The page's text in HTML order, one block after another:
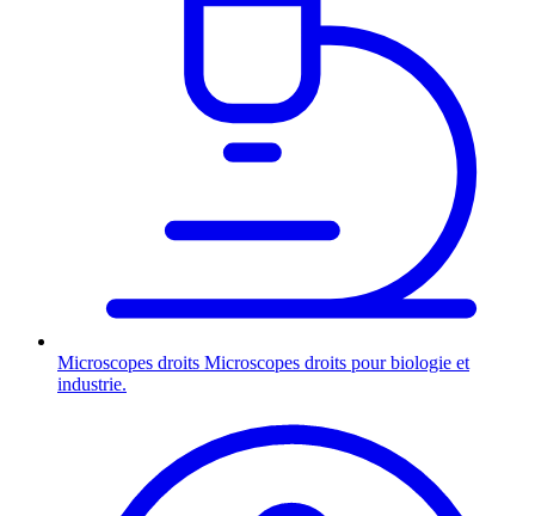
Microscopes droits Microscopes droits pour biologie et
industrie.